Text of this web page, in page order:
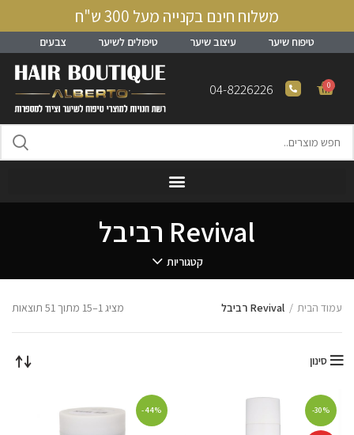
משלוח חינם בקנייה מעל 300 ש"ח
טיפוח שיער עיצוב שיער טיפולים לשיער צבעים
0
04-8226226
Revival רביבל
קטגוריות
עמוד הבית Revival רביבל מציג 1–15 מתוך 51 תוצאות
סינון
-30%
-44%